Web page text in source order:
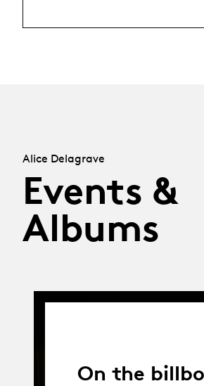
Alice Delagrave
Events &
Albums
On the